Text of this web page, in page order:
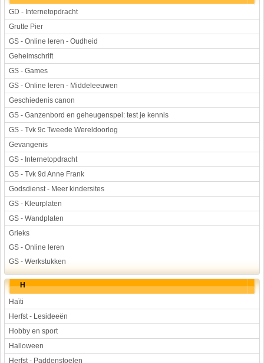
GD - Internetopdracht
Grutte Pier
GS - Online leren - Oudheid
Geheimschrift
GS - Games
GS - Online leren - Middeleeuwen
Geschiedenis canon
GS - Ganzenbord en geheugenspel: test je kennis
GS - Tvk 9c Tweede Wereldoorlog
Gevangenis
GS - Internetopdracht
GS - Tvk 9d Anne Frank
Godsdienst - Meer kindersites
GS - Kleurplaten
GS - Wandplaten
Grieks
GS - Online leren
GS - Werkstukken
H
Haïti
Herfst - Lesideeën
Hobby en sport
Halloween
Herfst - Paddenstoelen